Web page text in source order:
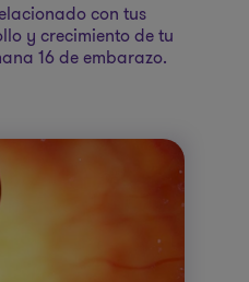
con tus
y crecimiento de tu
16 de embarazo.